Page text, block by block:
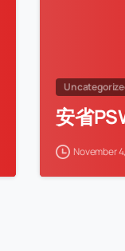
安省
November